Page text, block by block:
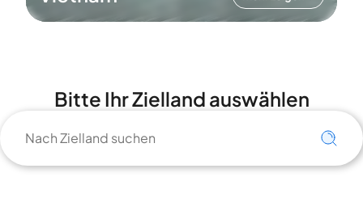
Bitte Ihr Zielland auswählen